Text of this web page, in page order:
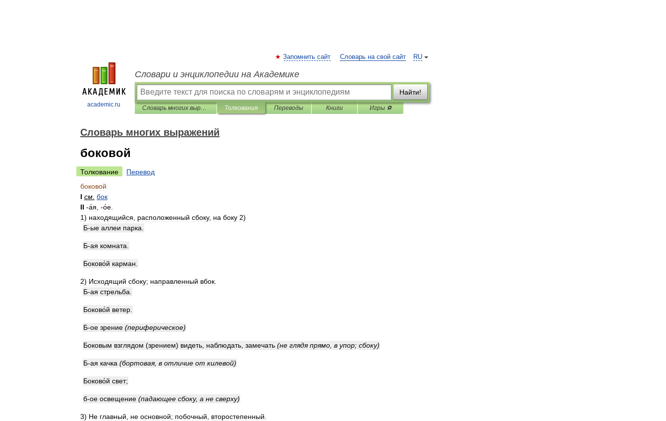
academic.ru
RU
Запомнить сайт Словарь на свой сайт
Словари и энциклопедии на Академике
Найти!
Словарь многих выражений Толкования Переводы Книги Игры ⚽
Словарь многих выражений
боковой
Толкование
Перевод
боковой
I см бок
II -а́я , -о́е
1) находящийся расположенный сбоку, на боку 2)
Б-ые аллеи парка
Б-ая комната
Боково́й карман
2) Исходящий сбоку; направленный вбок
Б-ая стрельба
Боково́й ветер
Б-ое зрение (периферическое)
Боковым взглядом (зрением) видеть наблюдать замечать (не глядя прямо в упор; сбоку)
Б-ая качка (бортовая, в отличие от килевой)
Боково́й свет;
б-ое освещение (падающее сбоку, а не сверху)
3) Не главный не основной; побочный второстепенный